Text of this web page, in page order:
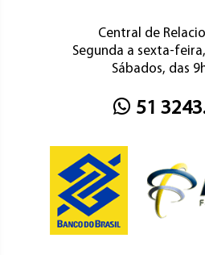
Central de
Segunda a sexta-
Sábados, das
51